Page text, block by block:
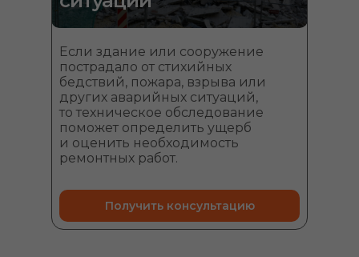
Если здание или сооружение
пострадало от стихийных
бедствий, пожара, взрыва или
других аварийных ситуаций,
то техническое обследование
поможет определить ущерб
и оценить необходимость
ремонтных работ.
Получить консультацию